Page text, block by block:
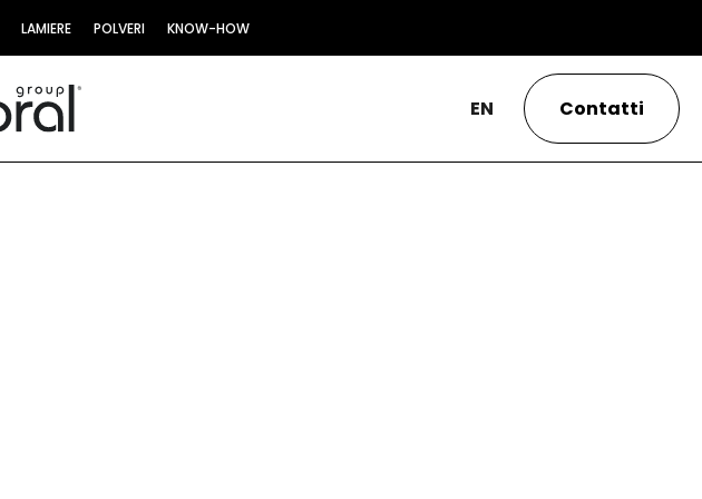
LAMIERE POLVERI KNOW-HOW
EN Contatti